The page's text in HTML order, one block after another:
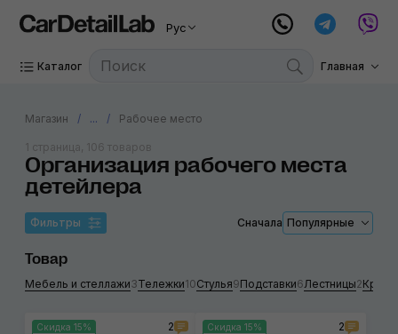
Рус
Каталог Главная
Магазин ... Рабочее место
Организация рабочего места
детейлера
1 страница, 106 товаров
Фильтры Сначала Популярные
Товар
Мебель и стеллажи3Тележки10Стулья9Подставки6Лестницы2
Скидка 15% 2 Скидка 15% 2